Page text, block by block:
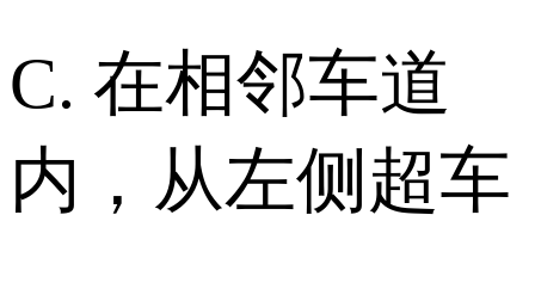
C. 在相邻车道
内，从左侧超车